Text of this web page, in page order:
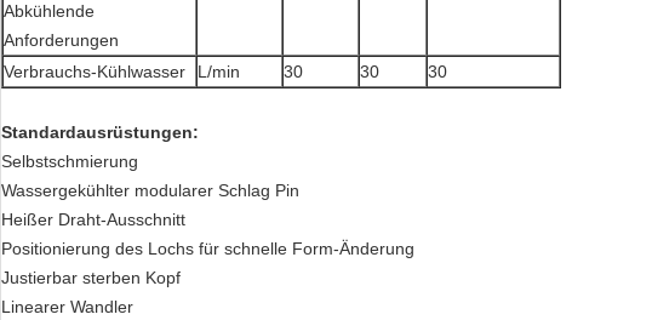
Abkühlende
Anforderungen
Verbrauchs-Kühlwasser
L/min 30 30 30
Standardausrüstungen:
Selbstschmierung
Wassergekühlter modularer Schlag Pin
Heißer Draht-Ausschnitt
Positionierung des Lochs für schnelle Form-Änderung
Justierbar sterben Kopf
Linearer Wandler